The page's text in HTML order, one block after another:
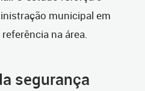
municipal em
na área.
segurança